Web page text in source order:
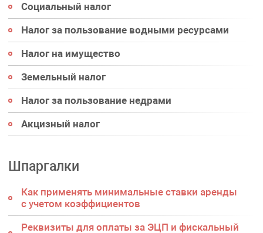
Социальный налог
Налог за пользование водными ресурсами
Налог на имущество
Земельный налог
Налог за пользование недрами
Акцизный налог
Шпаргалки
Как применять минимальные ставки аренды
с учетом коэффициентов
Реквизиты для оплаты за ЭЦП и фискальный